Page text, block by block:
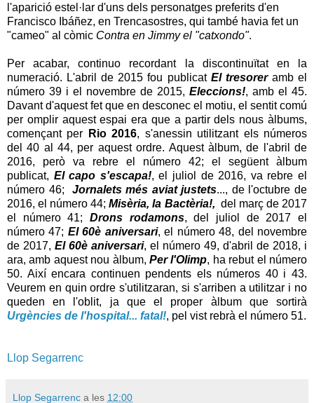
l'aparició estel·lar d'uns dels personatges preferits d'en
Francisco Ibáñez, en Trencasostres, qui també havia fet un
"cameo" al còmic Contra en Jimmy el "catxondo".
Per acabar, continuo recordant la discontinuïtat en la
numeració. L'abril de 2015 fou publicat El tresoreramb el
número 39 i el novembre de 2015, Eleccions!, amb el 45.
Davant d'aquest fet que en desconec el motiu, el sentit comú
per omplir aquest espai era que a partir dels nous àlbums,
començant per
Rio 2016, s'anessin utilitzant els números
del 40 al 44, per aquest ordre. Aquest àlbum, de l'abril de
2016, però va rebre el número 42; el següent àlbum
publicat, El capo s'escapa!, el juliol de 2016, va rebre el
número 46; Jornalets més aviat justets..., de l'octubre de
2016, el número 44;Misèria, la Bactèria!, del març de 2017
el número 41; Drons rodamons, del juliol de 2017 el
número 47; El 60è aniversari, el número 48, del novembre
de 2017, El 60è aniversari, el número 49, d'abril de 2018, i
ara, amb aquest nou àlbum, Per l'Olimp, ha rebut el número
50. Així encara continuen pendents els números 40 i 43.
Veurem en quin ordre s'utilitzaran, si s'arriben a utilitzar i no
queden en l'oblit, ja que el proper àlbum que sortirà
Urgències de l'hospital... fatal!, pel vist rebrà el número 51.
Llop Segarrenc
Llop Segarrenc a les 12:00